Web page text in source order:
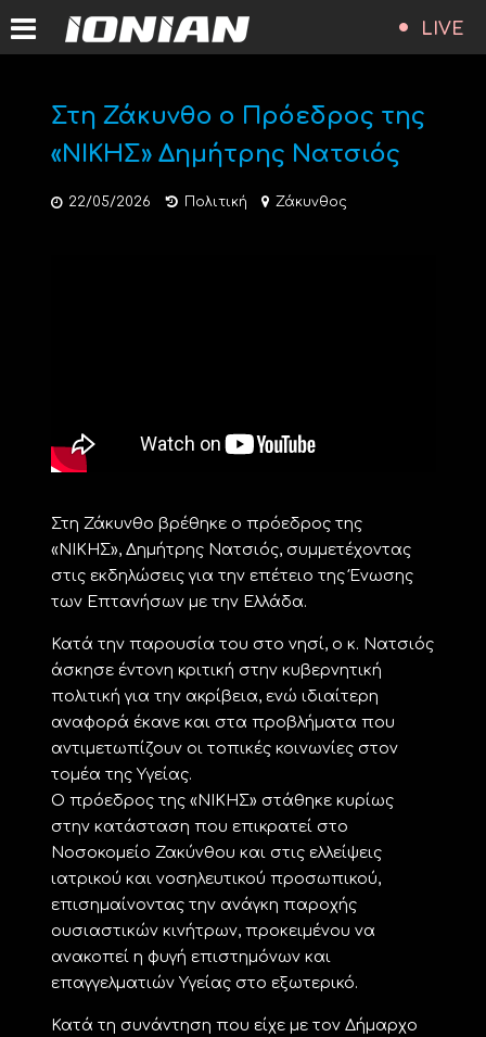
LIVE
Στη Ζάκυνθο ο Πρόεδρος της
«ΝΙΚΗΣ» Δημήτρης Νατσιός
22/05/2026 Πολιτική Ζάκυνθος
Στη Ζάκυνθο βρέθηκε ο πρόεδρος της
«ΝΙΚΗΣ», Δημήτρης Νατσιός, συμμετέχοντας
στις εκδηλώσεις για την επέτειο της Ένωσης
των Επτανήσων με την Ελλάδα.
Κατά την παρουσία του στο νησί, ο κ. Νατσιός
άσκησε έντονη κριτική στην κυβερνητική
πολιτική για την ακρίβεια, ενώ ιδιαίτερη
αναφορά έκανε και στα προβλήματα που
αντιμετωπίζουν οι τοπικές κοινωνίες στον
τομέα της Υγείας.
Ο πρόεδρος της «ΝΙΚΗΣ» στάθηκε κυρίως
στην κατάσταση που επικρατεί στο
Νοσοκομείο Ζακύνθου και στις ελλείψεις
ιατρικού και νοσηλευτικού προσωπικού,
επισημαίνοντας την ανάγκη παροχής
ουσιαστικών κινήτρων, προκειμένου να
ανακοπεί η φυγή επιστημόνων και
επαγγελματιών Υγείας στο εξωτερικό.
Κατά τη συνάντηση που είχε με τον Δήμαρχο